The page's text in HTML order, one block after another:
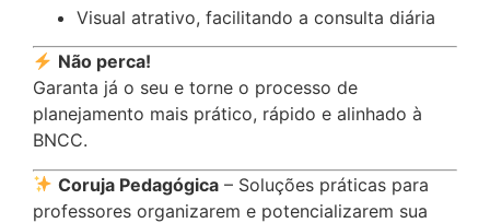
Visual atrativo, facilitando a consulta diária
Não perca!
Garanta já o seu e torne o processo de
planejamento mais prático, rápido e alinhado à
BNCC.
Coruja Pedagógica – Soluções práticas para
professores organizarem e potencializarem sua